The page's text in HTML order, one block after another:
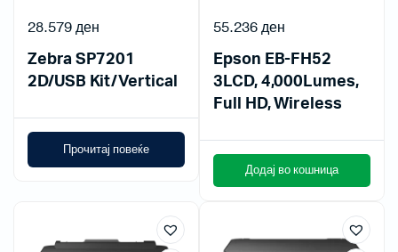
Zebra SP7201
2D/USB Kit/Vertical
28.579ден
Прочитај повеќе
Epson EB-FH52
3LCD, 4,000Lumes,
Full HD, Wireless
55.236ден
Додај во кошница